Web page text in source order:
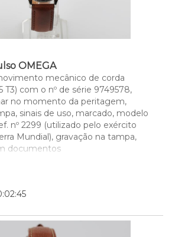
OMEGA
mecânico de corda
T3) com o nº de série 9749578,
no momento da peritagem,
sinais de uso, marcado, modelo
nº 2299 (utilizado pelo exército
Mundial), gravação na tampa,
documentos